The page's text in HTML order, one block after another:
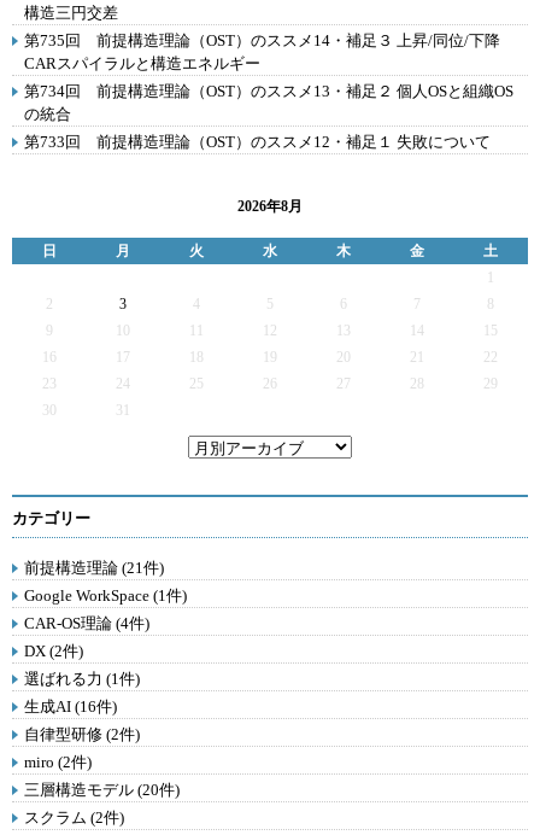
構造三円交差
第735回 前提構造理論（OST）のススメ14・補足３ 上昇/同位/下降
CARスパイラルと構造エネルギー
第734回 前提構造理論（OST）のススメ13・補足２ 個人OSと組織OS
の統合
第733回 前提構造理論（OST）のススメ12・補足１ 失敗について
2026年8月
日 月 火 水 木 金
土
2
3 4 5 6 7
9
12 13 14
15
16
17 19 20 21
22
23
24 25 26 27 28
29
30
31
カテゴリー
前提構造理論 (21件)
Google WorkSpace (1件)
CAR-OS理論 (4件)
DX (2件)
選ばれる力 (1件)
生成AI (16件)
自律型研修 (2件)
miro (2件)
三層構造モデル (20件)
スクラム (2件)